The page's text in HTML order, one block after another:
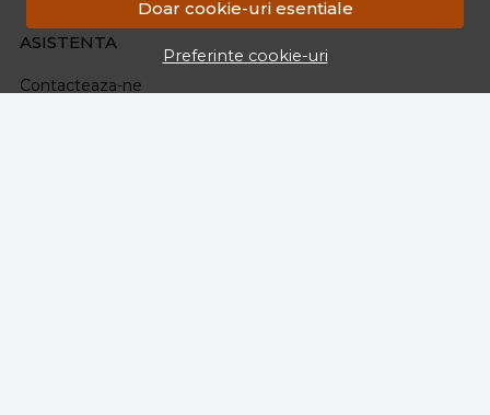
Doar cookie-uri esentiale
Preferinte cookie-uri
ASISTENTA
Contacteaza-ne